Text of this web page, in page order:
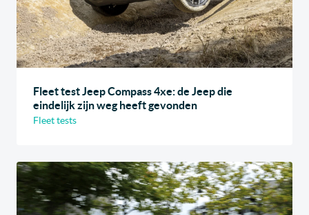
Fleet test Jeep Compass 4xe: de Jeep die
eindelijk zijn weg heeft gevonden
Fleet tests